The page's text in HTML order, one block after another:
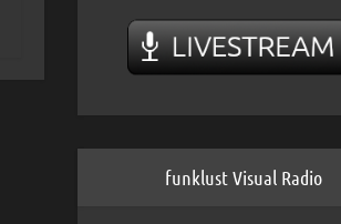
funklust Visual Radio